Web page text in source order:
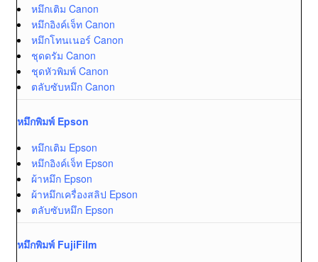
หมึกเติม Canon
หมึกอิงค์เจ็ท Canon
หมึกโทนเนอร์ Canon
ชุดดรัม Canon
ชุดหัวพิมพ์ Canon
ตลับซับหมึก Canon
หมึกพิมพ์ Epson
หมึกเติม Epson
หมึกอิงค์เจ็ท Epson
ผ้าหมึก Epson
ผ้าหมึกเครื่องสลิป Epson
ตลับซับหมึก Epson
หมึกพิมพ์ FujiFilm